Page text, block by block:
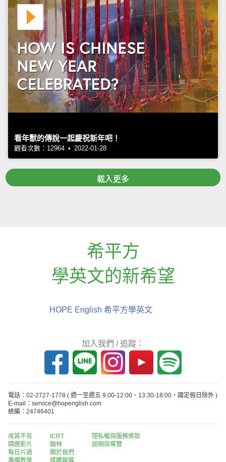
看年獸的傳說一起慶祝新年吧！
觀看次數：12964 • 2022-01-28
載入更多
希平方
學英文的新希望
HOPE English 希平方學英文
加入我們 / 追蹤：
電話：02-2727-1778 ( 週一至週五 9:00-12:00、13:30-18:00，國定假日除外 )
E-mail：service@hopenglish.com
統編：24746401
攻其不背
精選影片
每日片語
專欄教學
ICRT
翰林
關於我們
媒體報導
隱私權與服務條款
說明與導覽